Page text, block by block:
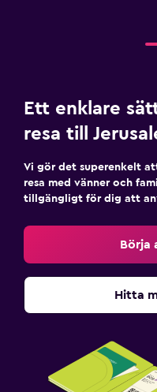
Ett enklare
resa till
Vi gör det superenkelt
resa med vänner och
tillgängligt för dig att
Börja
Hitta